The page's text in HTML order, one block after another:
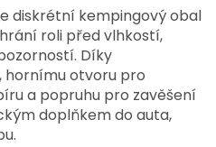
diskrétní kempingový obal
roli před vlhkostí,
Díky
hornímu otvoru pro
a popruhu pro zavěšení
doplňkem do auta,